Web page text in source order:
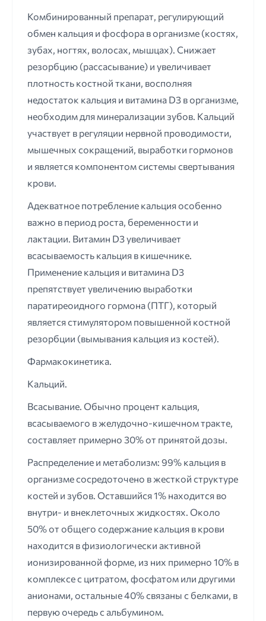
Комбинированный препарат, регулирующий
обмен кальция и фосфора в организме (костях,
зубах, ногтях, волосах, мышцах). Снижает
резорбцию (рассасывание) и увеличивает
плотность костной ткани, восполняя
недостаток кальция и витамина D3 в организме,
необходим для минерализации зубов. Кальций
участвует в регуляции нервной проводимости,
мышечных сокращений, выработки гормонов
и является компонентом системы свертывания
крови.
Адекватное потребление кальция особенно
важно в период роста, беременности и
лактации. Витамин D3 увеличивает
всасываемость кальция в кишечнике.
Применение кальция и витамина D3
препятствует увеличению выработки
паратиреоидного гормона (ПТГ), который
является стимулятором повышенной костной
резорбции (вымывания кальция из костей).
Фармакокинетика.
Кальций.
Всасывание. Обычно процент кальция,
всасываемого в желудочно-кишечном тракте,
составляет примерно 30% от принятой дозы.
Распределение и метаболизм: 99% кальция в
организме сосредоточено в жесткой структуре
костей и зубов. Оставшийся 1% находится во
внутри- и внеклеточных жидкостях. Около
50% от общего содержание кальция в крови
находится в физиологически активной
ионизированной форме, из них примерно 10% в
комплексе с цитратом, фосфатом или другими
анионами, остальные 40% связаны с белками, в
первую очередь с альбумином.